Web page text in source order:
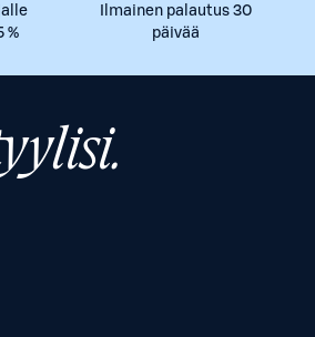
%
Ilmainen palautus 30
päivää